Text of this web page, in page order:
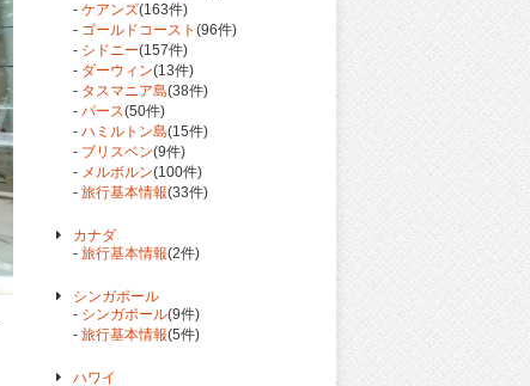
- ケアンズ(163件)
- ゴールドコースト (96件)
- シドニー(157件)
- ダーウィン(13件)
- タスマニア島(38件)
- パース(50件)
- ハミルトン島(15件)
- ブリスベン(9件)
- メルボルン(100件)
- 旅行基本情報(33件)
カナダ
- 旅行基本情報(2件)
シンガポール
- シンガポール(9件)
- 旅行基本情報(5件)
ハワイ